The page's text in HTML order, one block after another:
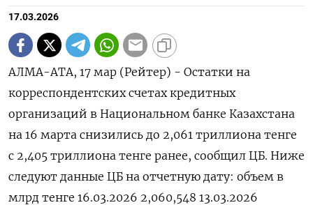
17.03.2026
АЛМА-АТА, 17 мар (Рейтер) - ‌Остатки ​на
корреспондентских счетах ​кредитных ​
организаций ⁠в ‌Национальном ‌банке Казахстана ​
на 16 ‌марта ​снизились до ‌2,061 триллиона тенге ​
с ​2,405 ‌триллиона тенге ​ранее, сообщил ЦБ. Ниже
следуют ​данные ⁠ЦБ на ‌отчетную ‌дату: объем в
млрд ​тенге 16.03.2026 2,060,548 13.03.2026